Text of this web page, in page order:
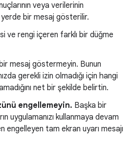
veya verilerinin
bir mesaj gösterilir.
ve rengi içeren farklı bir düğme
mesaj göstermeyin. Bunun
gerekli izin olmadığı için hangi
net bir şekilde belirtin.
engellemeyin. Başka bir
uygulamanızı kullanmaya devam
engelleyen tam ekran uyarı mesajı